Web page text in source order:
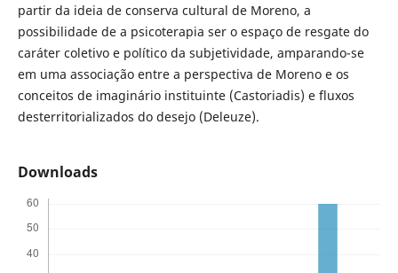
partir da ideia de conserva cultural de Moreno, a
possibilidade de a psicoterapia ser o espaço de resgate do
caráter coletivo e político da subjetividade, amparando-se
em uma associação entre a perspectiva de Moreno e os
conceitos de imaginário instituinte (Castoriadis) e fluxos
desterritorializados do desejo (Deleuze).
Downloads